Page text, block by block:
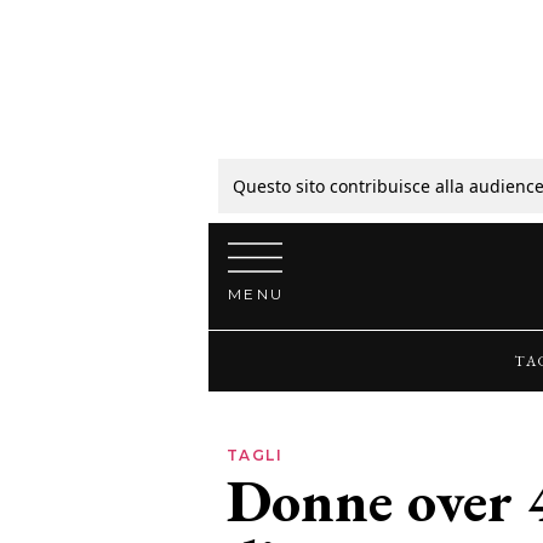
Questo sito contribuisce alla
Vai al contenuto
MENU
TAGLI
Donne